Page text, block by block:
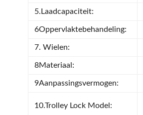
5.Laadcapaciteit:
6Oppervlaktebehandeling:
7. Wielen:
8Materiaal:
9Aanpassingsvermogen:
10.Trolley Lock Model: